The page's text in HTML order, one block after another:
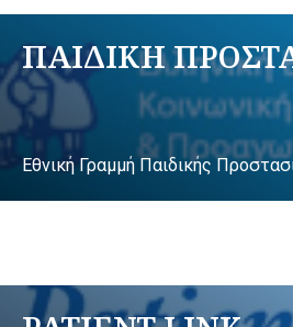
ΠΑΙΔΙΚΗ
Εθνική Γραμμή Παιδικής